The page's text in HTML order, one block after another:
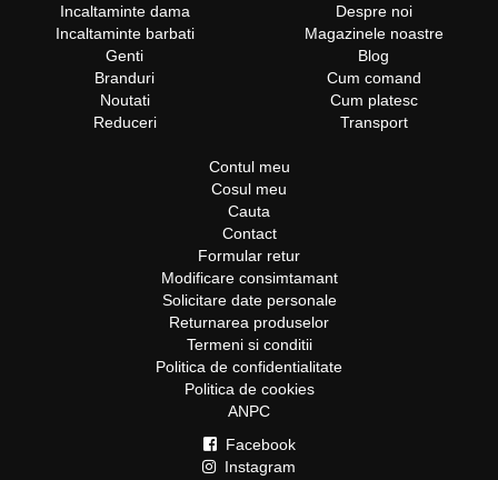
Incaltaminte dama
Incaltaminte barbati
Genti
Branduri
Noutati
Reduceri
Despre noi
Magazinele noastre
Blog
Cum comand
Cum platesc
Transport
Contul meu
Cosul meu
Cauta
Contact
Formular retur
Modificare consimtamant
Solicitare date personale
Returnarea produselor
Termeni si conditii
Politica de confidentialitate
Politica de cookies
ANPC
Facebook
Instagram